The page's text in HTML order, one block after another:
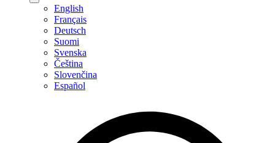
English
Français
Deutsch
Suomi
Svenska
Čeština
Slovenčina
Español